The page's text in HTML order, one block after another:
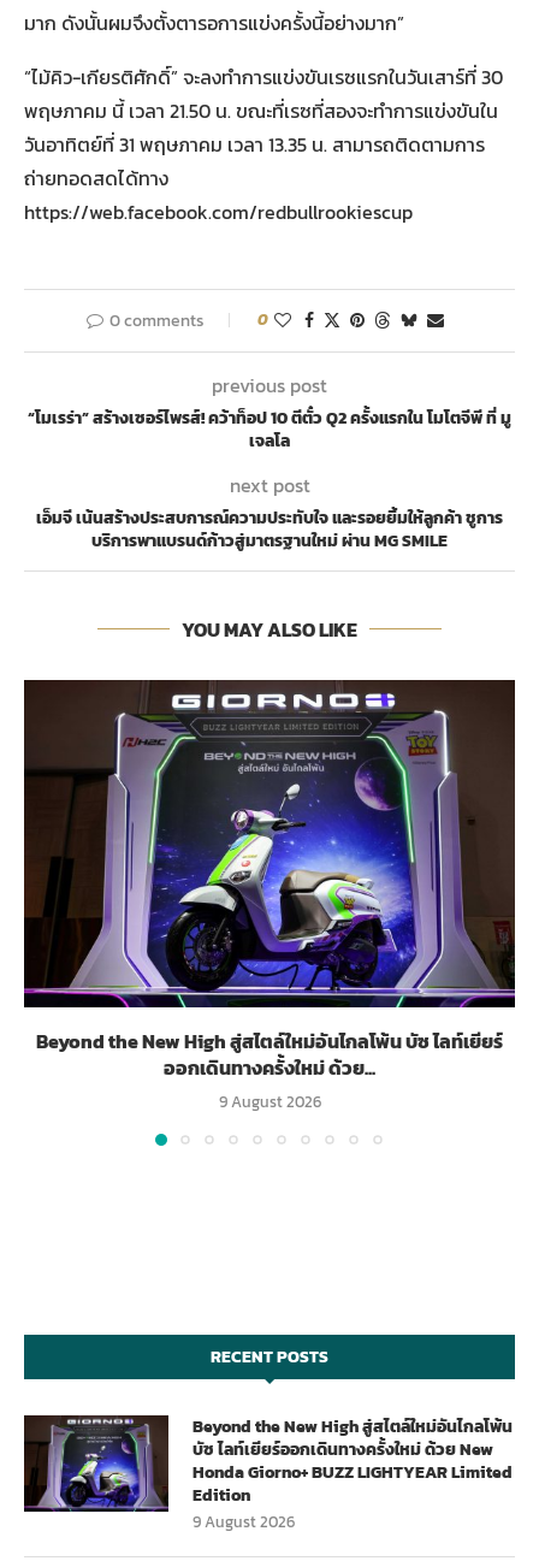
มาก ดังนั้นผมจึงตั้งตารอการแข่งครั้งนี้อย่างมาก”
“ไม้คิว-เกียรติศักดิ์” จะลงทำการแข่งขันเรซแรกในวันเสาร์ที่ 30
พฤษภาคม นี้ เวลา 21.50 น. ขณะที่เรซที่สองจะทำการแข่งขันใน
วันอาทิตย์ที่ 31 พฤษภาคม เวลา 13.35 น. สามารถติดตามการ
ถ่ายทอดสดได้ทาง
https://web.facebook.com/redbullrookiescup
0 comments 0
previous post
“โมเรร่า” สร้างเซอร์ไพรส์! คว้าท็อป 10 ตีตั๋ว Q2 ครั้งแรกใน โมโตจีพี ที่ มู
เจลโล
next post
เอ็มจี เน้นสร้างประสบการณ์ความประทับใจ และรอยยิ้มให้ลูกค้า ชูการ
บริการพาแบรนด์ก้าวสู่มาตรฐานใหม่ ผ่าน MG SMILE
YOU MAY ALSO LIKE
Beyond the New High สู่สไตล์ใหม่อันไกลโพ้น บัซ ไลท์เยียร์
ออกเดินทางครั้งใหม่ ด้วย...
9 August 2026
RECENT POSTS
Beyond the New High สู่สไตล์ใหม่อันไกลโพ้น
บัซ ไลท์เยียร์ออกเดินทางครั้งใหม่ ด้วย New
Honda Giorno+ BUZZ LIGHTYEAR Limited
Edition
9 August 2026